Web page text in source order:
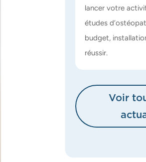
lancer votre
études
budget,
réussir.
Voir